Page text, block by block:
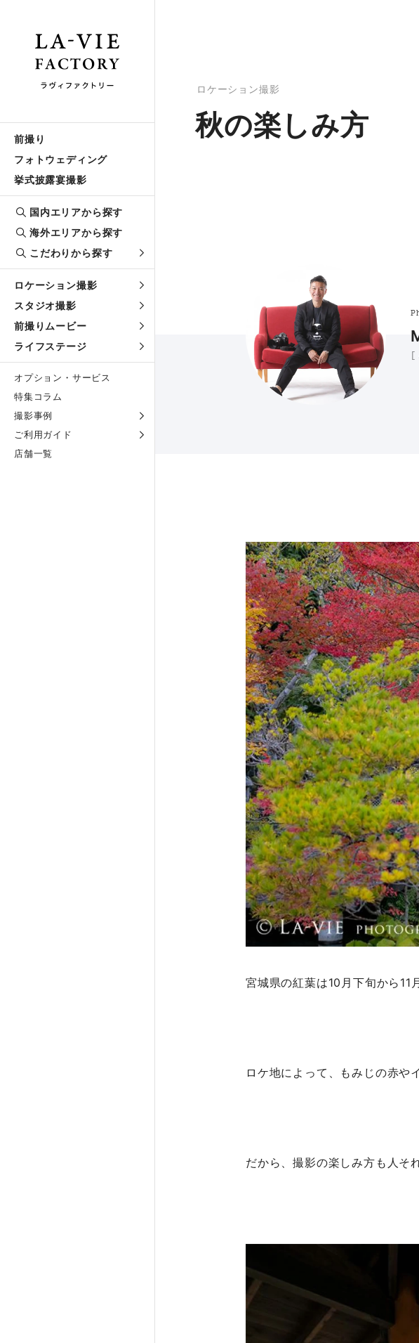
前撮り
フォトウェディング
挙式披露宴撮影
国内エリアから探す
海外エリアから探す
こだわりから探す
ロケーション撮影
スタジオ撮影
前撮りムービー
ライフステージ
オプション・サービス
特集コラム
撮影事例
ご利用ガイド
店舗一覧
ロケーション撮影
秋の楽しみ方
宮城県の紅葉は10月下旬から11
ロケ地によって、もみじの赤や
だから、撮影の楽しみ方も人そ